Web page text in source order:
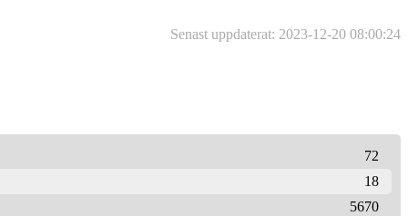
Senast uppdaterat: 2023-12-20 08:00:24
72
18
5670